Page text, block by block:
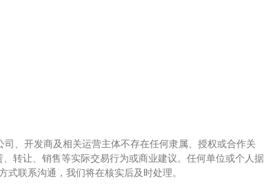
、开发商及相关运营主体不存在任何隶属、授权或合作关
转让、销售等实际交易行为或商业建议。任何单位或个人据
联系沟通，我们将在核实后及时处理。